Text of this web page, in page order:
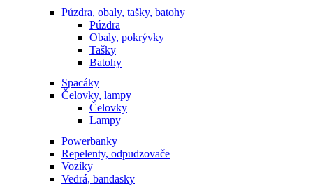
Púzdra, obaly, tašky, batohy
Púzdra
Obaly, pokrývky
Tašky
Batohy
Spacáky
Čelovky, lampy
Čelovky
Lampy
Powerbanky
Repelenty, odpudzovače
Vozíky
Vedrá, bandasky